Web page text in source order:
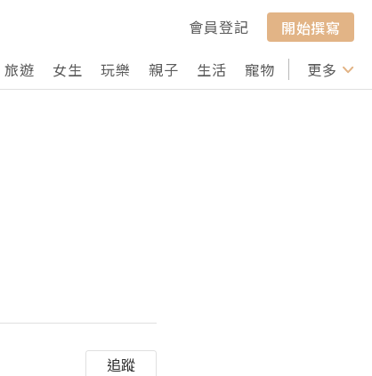
會員登記
開始撰寫
旅遊 女生 玩樂 親子 生活 寵物 行山 打卡
更多
追蹤